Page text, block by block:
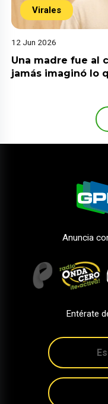
Virales
12 Jun 2026
Una madre fue al
jamás imaginó lo
Anuncia
Entérate